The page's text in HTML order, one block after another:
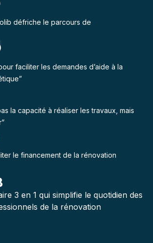
défriche le parcours de
faciliter les demandes d’aide à la
la capacité à réaliser les travaux, mais
le financement de la rénovation
3 en 1 qui simplifie le quotidien des
de la rénovation